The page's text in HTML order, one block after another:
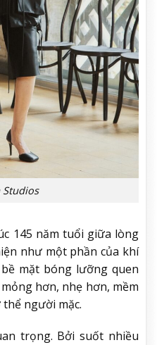
Studios
145 năm tuổi giữa lòng
như một phần của khí
mặt bóng lưỡng quen
hơn, nhẹ hơn, mềm
người mặc.
trọng. Bởi suốt nhiều